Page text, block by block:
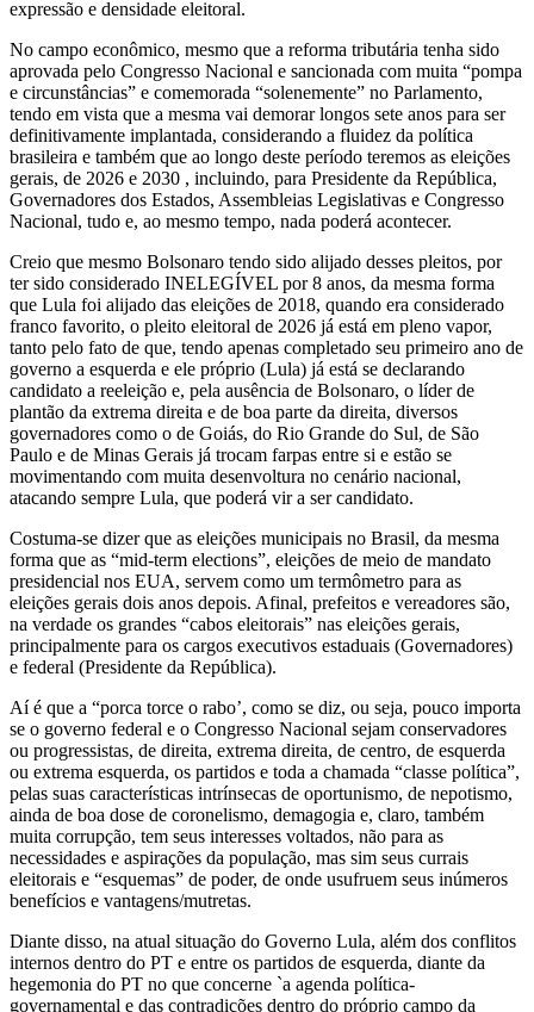
expressão e densidade eleitoral.
No campo econômico, mesmo que a reforma tributária tenha sido
aprovada pelo Congresso Nacional e sancionada com muita “pompa
e circunstâncias” e comemorada “solenemente” no Parlamento,
tendo em vista que a mesma vai demorar longos sete anos para ser
definitivamente implantada, considerando a fluidez da política
brasileira e também que ao longo deste período teremos as eleições
gerais, de 2026 e 2030 , incluindo, para Presidente da República,
Governadores dos Estados, Assembleias Legislativas e Congresso
Nacional, tudo e, ao mesmo tempo, nada poderá acontecer.
Creio que mesmo Bolsonaro tendo sido alijado desses pleitos, por
ter sido considerado INELEGÍVEL por 8 anos, da mesma forma
que Lula foi alijado das eleições de 2018, quando era considerado
franco favorito, o pleito eleitoral de 2026 já está em pleno vapor,
tanto pelo fato de que, tendo apenas completado seu primeiro ano de
governo a esquerda e ele próprio (Lula) já está se declarando
candidato a reeleição e, pela ausência de Bolsonaro, o líder de
plantão da extrema direita e de boa parte da direita, diversos
governadores como o de Goiás, do Rio Grande do Sul, de São
Paulo e de Minas Gerais já trocam farpas entre si e estão se
movimentando com muita desenvoltura no cenário nacional,
atacando sempre Lula, que poderá vir a ser candidato.
Costuma-se dizer que as eleições municipais no Brasil, da mesma
forma que as “mid-term elections”, eleições de meio de mandato
presidencial nos EUA, servem como um termômetro para as
eleições gerais dois anos depois. Afinal, prefeitos e vereadores são,
na verdade os grandes “cabos eleitorais” nas eleições gerais,
principalmente para os cargos executivos estaduais (Governadores)
e federal (Presidente da República).
Aí é que a “porca torce o rabo’, como se diz, ou seja, pouco importa
se o governo federal e o Congresso Nacional sejam conservadores
ou progressistas, de direita, extrema direita, de centro, de esquerda
ou extrema esquerda, os partidos e toda a chamada “classe política”,
pelas suas características intrínsecas de oportunismo, de nepotismo,
ainda de boa dose de coronelismo, demagogia e, claro, também
muita corrupção, tem seus interesses voltados, não para as
necessidades e aspirações da população, mas sim seus currais
eleitorais e “esquemas” de poder, de onde usufruem seus inúmeros
benefícios e vantagens/mutretas.
Diante disso, na atual situação do Governo Lula, além dos conflitos
internos dentro do PT e entre os partidos de esquerda, diante da
hegemonia do PT no que concerne `a agenda política-
governamental e das contradições dentro do próprio campo da